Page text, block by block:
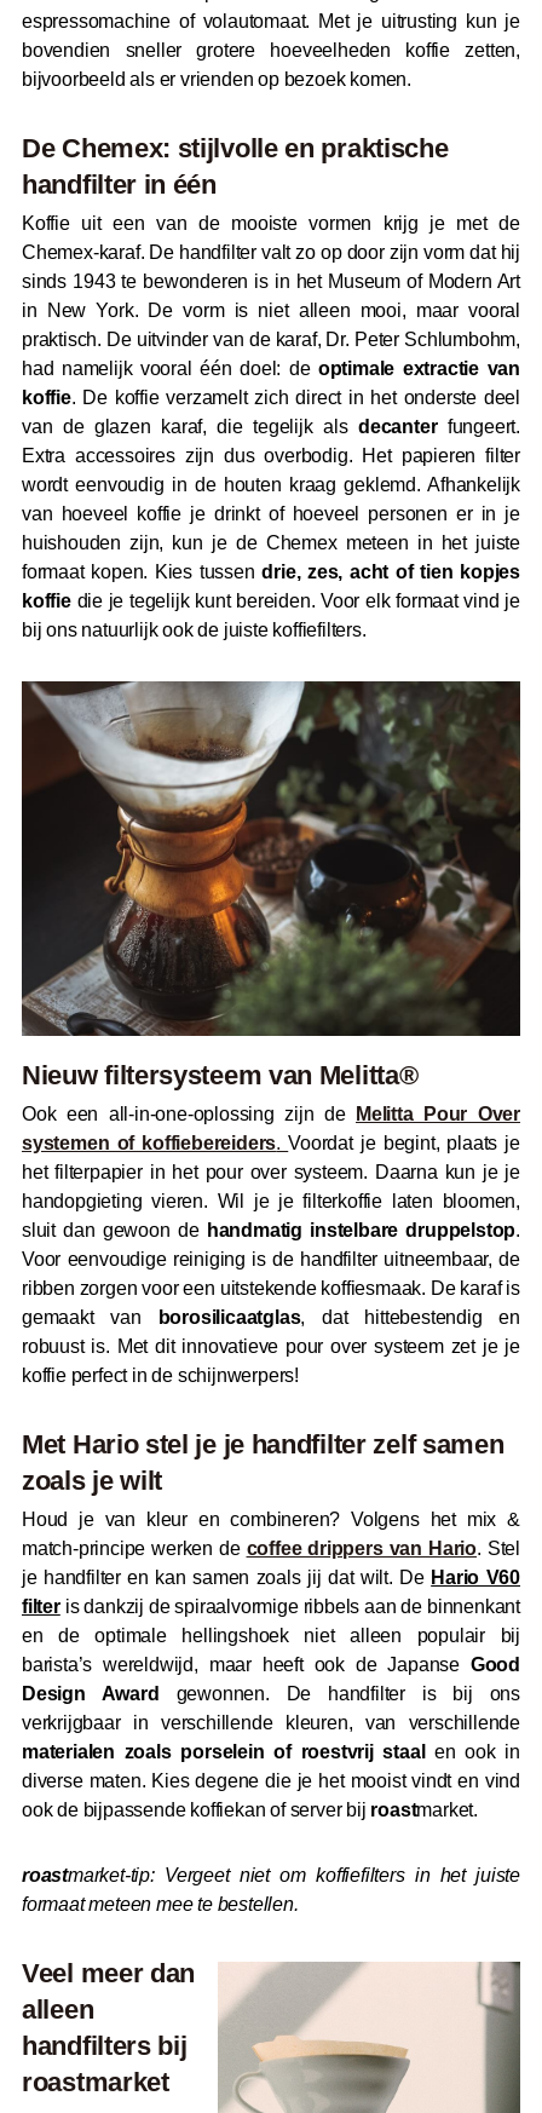
espressomachine of volautomaat. Met je uitrusting kun je
bovendien sneller grotere hoeveelheden koffie zetten,
bijvoorbeeld als er vrienden op bezoek komen.
De Chemex: stijlvolle en praktische
handfilter in één
Koffie uit een van de mooiste vormen krijg je met de
Chemex-karaf. De handfilter valt zo op door zijn vorm dat hij
sinds 1943 te bewonderen is in het Museum of Modern Art
in New York. De vorm is niet alleen mooi, maar vooral
praktisch. De uitvinder van de karaf, Dr. Peter Schlumbohm,
had namelijk vooral één doel: de optimale extractie van
koffie. De koffie verzamelt zich direct in het onderste deel
van de glazen karaf, die tegelijk als decanterfungeert.
Extra accessoires zijn dus overbodig. Het papieren filter
wordt eenvoudig in de houten kraag geklemd. Afhankelijk
van hoeveel koffie je drinkt of hoeveel personen er in je
huishouden zijn, kun je de Chemex meteen in het juiste
formaat kopen. Kies tussendrie, zes, acht of tien kopjes
koffiedie je tegelijk kunt bereiden. Voor elk formaat vind je
bij ons natuurlijk ook de juiste koffiefilters.
Nieuw filtersysteem van Melitta®
Ook een all-in-one-oplossing zijn de
Melitta Pour Over
systemen of koffiebereiders.Voordat je begint, plaats je
het filterpapier in het pour over systeem. Daarna kun je je
handopgieting vieren. Wil je je filterkoffie laten bloomen,
sluit dan gewoon de handmatig instelbare druppelstop.
Voor eenvoudige reiniging is de handfilter uitneembaar, de
ribben zorgen voor een uitstekende koffiesmaak. De karaf is
gemaakt van
borosilicaatglas, dat hittebestendig en
robuust is. Met dit innovatieve pour over systeem zet je je
koffie perfect in de schijnwerpers!
Met Hario stel je je handfilter zelf samen
zoals je wilt
Houd je van kleur en combineren? Volgens het mix &
match-principe werken de coffee drippers van Hario. Stel
je handfilter en kan samen zoals jij dat wilt. De Hario V60
filteris dankzij de spiraalvormige ribbels aan de binnenkant
en de optimale hellingshoek niet alleen populair bij
barista’s wereldwijd, maar heeft ook de Japanse Good
Design Award
gewonnen. De handfilter is bij ons
verkrijgbaar in verschillende kleuren, van verschillende
materialen zoals porselein of roestvrij staal
en ook in
diverse maten. Kies degene die je het mooist vindt en vind
ook de bijpassende koffiekan of server bij roastmarket.
roastmarket-tip: Vergeet niet om koffiefilters in het juiste
formaat meteen mee te bestellen.
Veel meer dan
alleen
handfilters bij
roastmarket